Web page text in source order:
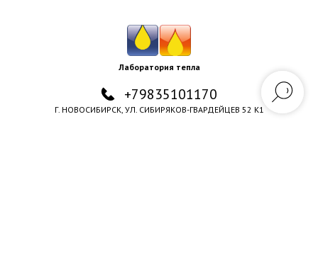
Лаборатория тепла
+79835101170
Г. НОВОСИБИРСК, УЛ. СИБИРЯКОВ-ГВАРДЕЙЦЕВ 52 К1